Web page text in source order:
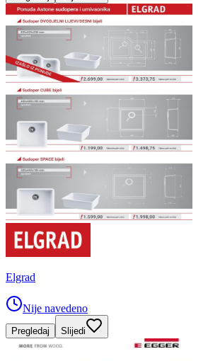
Elgrad
Nije navedeno
Pregledaj Slijedi